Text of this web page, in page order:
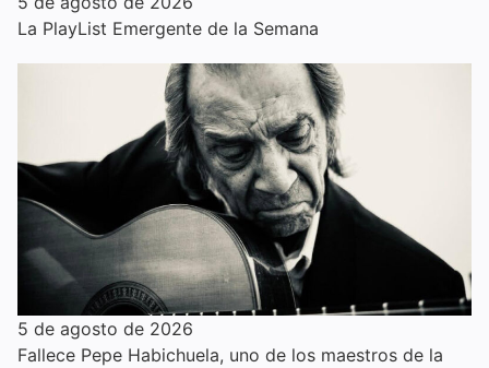
La PlayList Emergente de la Semana
5 de agosto de 2026
Fallece Pepe Habichuela, uno de los maestros de la